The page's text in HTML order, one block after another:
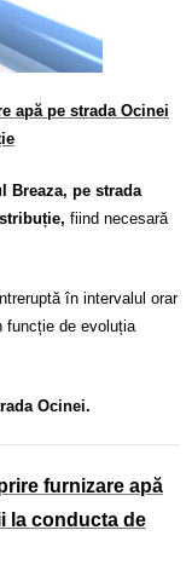
apă pe strada Ocinei
Breaza, pe strada
fiind necesară
în intervalul orar
funcție de evoluția
Ocinei.
furnizare apă
la conducta de